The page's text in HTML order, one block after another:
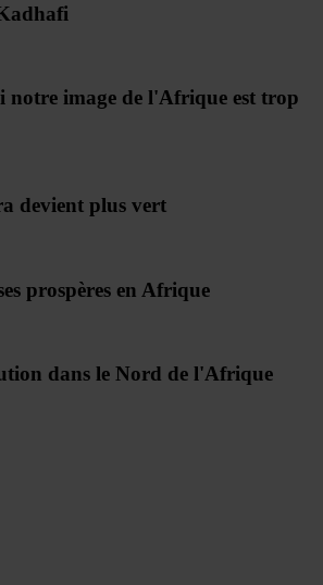
notre image de l'Afrique est trop
devient plus vert
prospères en Afrique
dans le Nord de l'Afrique